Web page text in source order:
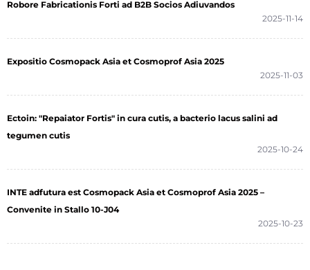
Robore Fabricationis Forti ad B2B Socios Adiuvandos
2025-11-14
Expositio Cosmopack Asia et Cosmoprof Asia 2025
2025-11-03
Ectoin: "Repaiator Fortis" in cura cutis, a bacterio lacus salini ad
tegumen cutis
2025-10-24
INTE adfutura est Cosmopack Asia et Cosmoprof Asia 2025 –
Convenite in Stallo 10-J04
2025-10-23